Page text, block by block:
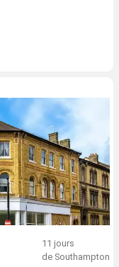
11 jours
de Southampton